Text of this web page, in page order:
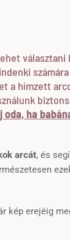
a hímzett
oda, ha
arcát, és
kép erejéig